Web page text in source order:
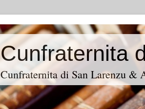
Cunfraternita di San Larenzu